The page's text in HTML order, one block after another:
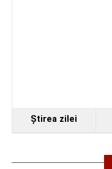
Ştirea zilei